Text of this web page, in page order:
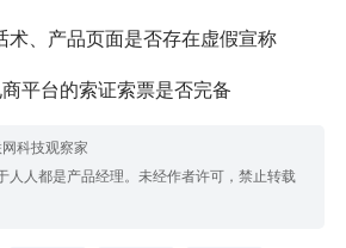
术、产品页面是否存在虚假宣称
商平台的索证索票是否完备
科技观察家
人人都是产品经理。未经作者许可，禁止转载